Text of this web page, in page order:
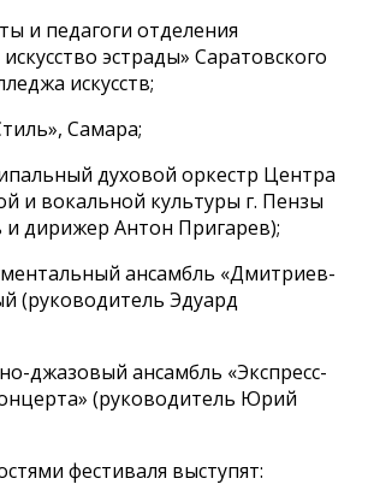
и педагоги отделения
эстрады» Саратовского
искусств;
Самара;
духовой оркестр Центра
и вокальной культуры г. Пензы
и дирижер Антон Пригарев);
ансамбль «Дмитриев-
(руководитель Эдуард
джазовый ансамбль «Экспресс-
(руководитель Юрий
фестиваля выступят: